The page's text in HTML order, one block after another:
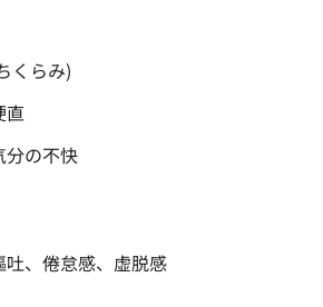
くらみ)
直
分の不快
、倦怠感、虚脱感